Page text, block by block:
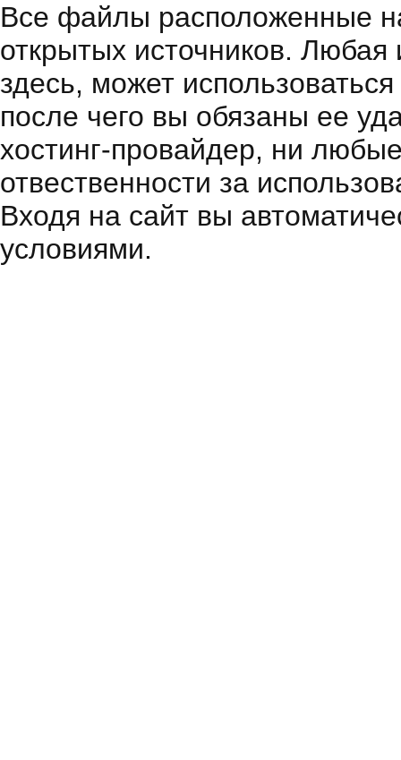
Все файлы расположенные
открытых источников.
здесь, может
после чего вы обязаны ее
хостинг-провайдер, ни
отвественности за
Входя на сайт вы
условиями.